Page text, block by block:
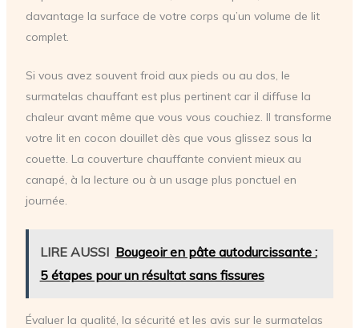
davantage la surface de votre corps qu’un volume de lit
complet.
Si vous avez souvent froid aux pieds ou au dos, le
surmatelas chauffant est plus pertinent car il diffuse la
chaleur avant même que vous vous couchiez. Il transforme
votre lit en cocon douillet dès que vous glissez sous la
couette. La couverture chauffante convient mieux au
canapé, à la lecture ou à un usage plus ponctuel en
journée.
LIRE AUSSI Bougeoir en pâte autodurcissante :
5 étapes pour un résultat sans fissures
Évaluer la qualité, la sécurité et les avis sur le surmatelas